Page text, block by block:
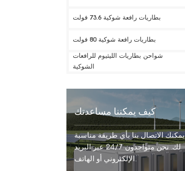
بطاريات رافعة شوكية 73.6 فولت
بطاريات رافعة شوكية 80 فولت
شواحن بطاريات الليثيوم للرافعات
الشوكية
كيف يمكننا مساعدتك
يمكنك الاتصال بنا بأي طريقة مناسبة
لك. نحن متواجدون 24/7 عبر البريد
الإلكتروني أو الهاتف.